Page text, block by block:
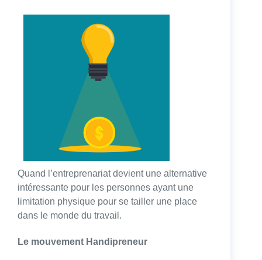
Quand l’entreprenariat devient une alternative
intéressante pour les personnes ayant une
limitation physique pour se tailler une place
dans le monde du travail.
Le mouvement Handipreneur